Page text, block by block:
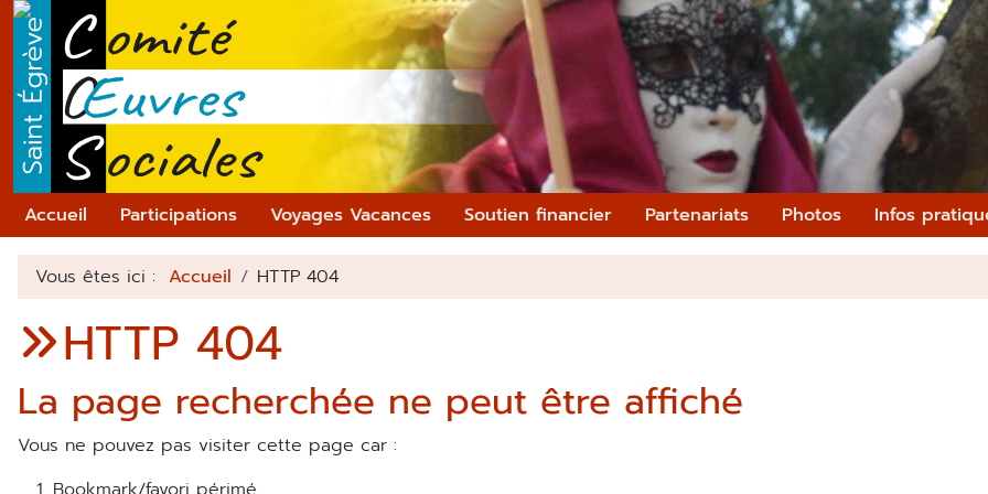
Accueil Participations Voyages Vacances Soutien financier Partenariats Photos Infos
Vous êtes ici : Accueil HTTP 404
HTTP 404
La page recherchée ne peut être affiché
Vous ne pouvez pas visiter cette page car :